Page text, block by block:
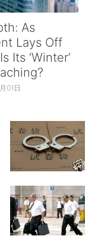
As
Lays Off
Its ‘Winter’
01日